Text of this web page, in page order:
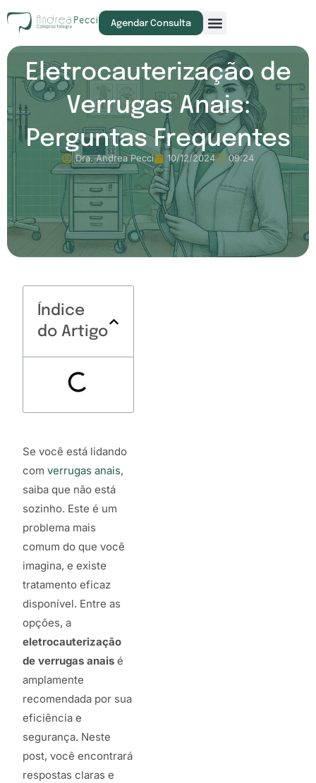
Agendar Consulta
Eletrocauterização de
Verrugas Anais:
Perguntas Frequentes
Dra. Andrea Pecci 10/12/2024 09:24
Índice
do Artigo
Se você está lidando
comverrugas anais,
saiba que não está
sozinho. Este é um
problema mais
comum do que você
imagina, e existe
tratamento eficaz
disponível. Entre as
opções, a
eletrocauterização
de verrugas anais é
amplamente
recomendada por sua
eficiência e
segurança. Neste
post, você encontrará
respostas claras e